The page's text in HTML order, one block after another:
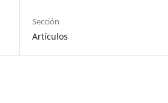
Sección
Artículos